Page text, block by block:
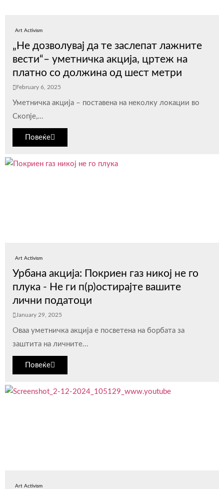
Art Activism
„Не дозволувај да те заслепат лажните
вести“– уметничка акција, цртеж на
платно со должина од шест метри
February 6, 2025
Уметничка акција – поставена на неколку локации во
Скопје,...
Повеќе
Art Activism
Урбана акција: Покриен газ никој не го
плука - Не ги п(р)остирајте вашите
лични податоци
January 29, 2025
Оваа уметничка акција е посветена на борбата за
заштита на личните...
Повеќе
Art Activism